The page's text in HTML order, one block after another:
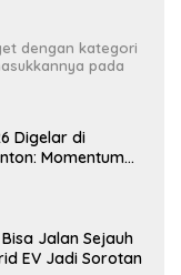
dengan kategori
pada
Digelar di
Momentum
Bisa Jalan Sejauh
EV Jadi Sorotan